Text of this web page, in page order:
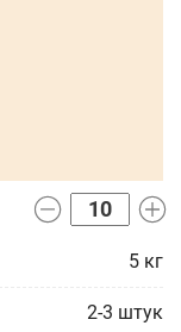
5 кг
2-3 штук